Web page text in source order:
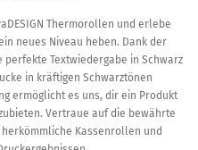
Thermorollen und erlebe
neues Niveau heben. Dank der
Textwiedergabe in Schwarz
in kräftigen Schwarztönen
ermöglicht es uns, dir ein Produkt
Vertraue auf die bewährte
Kassenrollen und